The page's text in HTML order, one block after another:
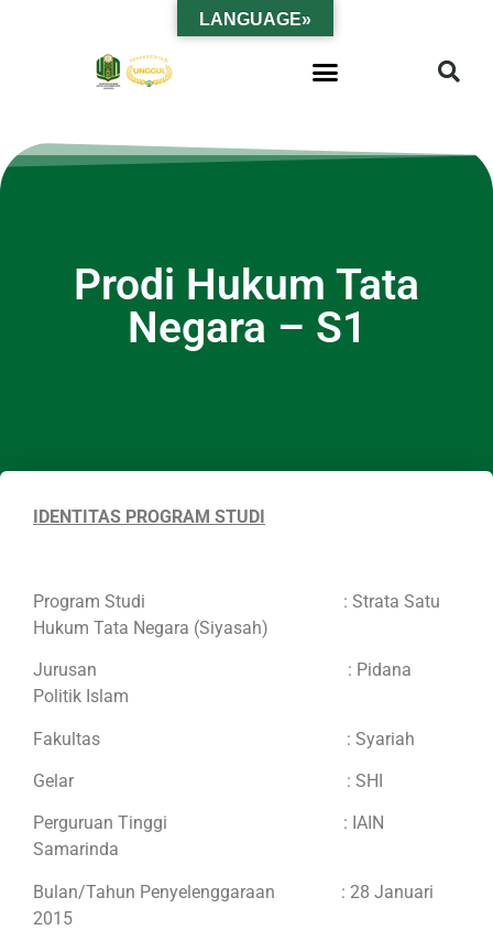
Prodi Hukum Tata
Negara – S1
IDENTITAS PROGRAM STUDI
Program Studi : Strata Satu
Hukum Tata Negara (Siyasah)
Jurusan : Pidana
Politik Islam
Fakultas : Syariah
Gelar : SHI
Perguruan Tinggi : IAIN
Samarinda
Bulan/Tahun Penyelenggaraan : 28 Januari
2015
LANGUAGE»